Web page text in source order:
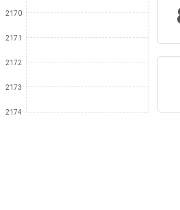
2170
2171
2172
2173
2174